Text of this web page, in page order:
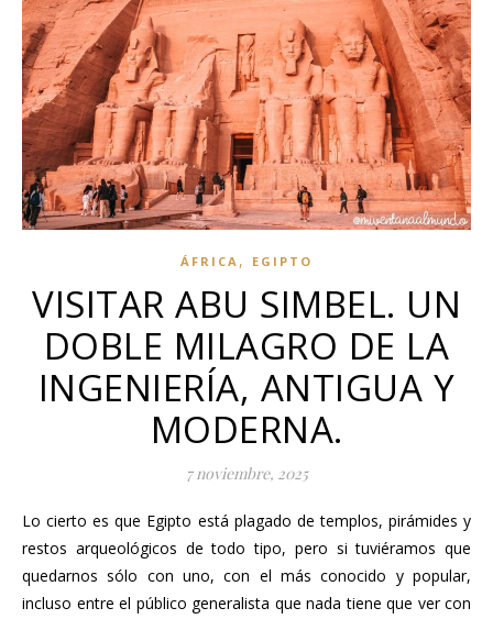
ÁFRICA , EGIPTO
VISITAR ABU SIMBEL. UN
DOBLE MILAGRO DE LA
INGENIERÍA, ANTIGUA Y
MODERNA.
7 noviembre, 2025
Lo cierto es que Egipto está plagado de templos, pirámides y
restos arqueológicos de todo tipo, pero si tuviéramos que
quedarnos sólo con uno, con el más conocido y popular,
incluso entre el público generalista que nada tiene que ver con